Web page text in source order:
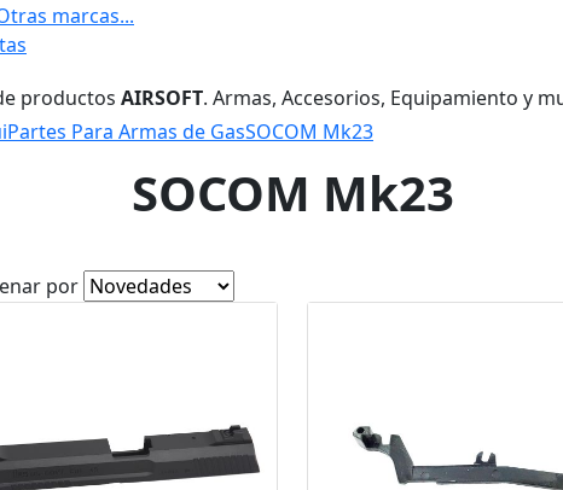
marcas...
productos AIRSOFT. Armas, Accesorios, Equipamiento y
Partes Para Armas de GasSOCOM Mk23
SOCOM Mk23
por